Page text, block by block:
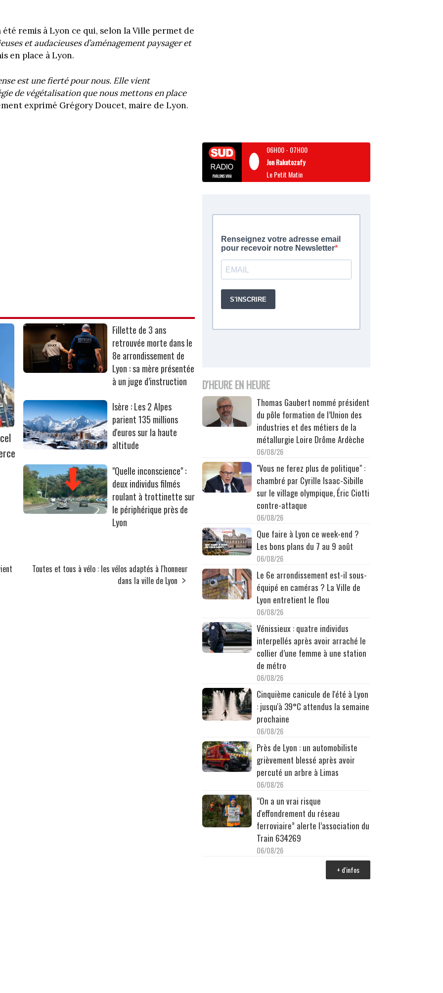
remis à Lyon ce qui, selon la Ville permet de
et audacieuses d’aménagement paysager et
en place à Lyon.
est une fierté pour nous. Elle vient
de végétalisation que nous mettons en place
exprimé Grégory Doucet, maire de Lyon.
Fillette de 3 ans
retrouvée morte dans le
8e arrondissement de
Lyon : sa mère présentée
à un juge d’instruction
Isère : Les 2 Alpes
parient 135 millions
d'euros sur la haute
altitude
"Quelle inconscience" :
deux individus filmés
roulant à trottinette sur
le périphérique près de
Lyon
Toutes et tous à vélo : les vélos adaptés à l'honneur
dans la ville de Lyon
06H00- 07H00
Jon Rakotozafy
Le Petit Matin
D'HEURE EN HEURE
Thomas Gaubert nommé président
du pôle formation de l’Union des
industries et des métiers de la
métallurgie Loire Drôme Ardèche
06/08/26
"Vous ne ferez plus de politique" :
chambré par Cyrille Isaac-Sibille
sur le village olympique, Éric Ciotti
contre-attaque
06/08/26
Que faire à Lyon ce week-end ?
Les bons plans du 7 au 9 août
06/08/26
Le 6e arrondissement est-il sous-
équipé en caméras ? La Ville de
Lyon entretient le flou
06/08/26
Vénissieux : quatre individus
interpellés après avoir arraché le
collier d’une femme à une station
de métro
06/08/26
Cinquième canicule de l'été à Lyon
: jusqu'à 39°C attendus la semaine
prochaine
06/08/26
Près de Lyon : un automobiliste
grièvement blessé après avoir
percuté un arbre à Limas
06/08/26
“On a un vrai risque
d'effondrement du réseau
ferroviaire” alerte l’association du
Train 634269
06/08/26
+ d'infos